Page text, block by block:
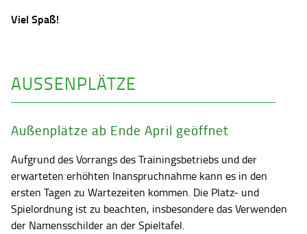
Viel Spaß!
AUSSENPLÄTZE
Außenplätze ab Ende April geöffnet
Aufgrund des Vorrangs des Trainingsbetriebs und der
erwarteten erhöhten Inanspruchnahme kann es in den
ersten Tagen zu Wartezeiten kommen. Die Platz- und
Spielordnung ist zu beachten, insbesondere das Verwenden
der Namensschilder an der Spieltafel.